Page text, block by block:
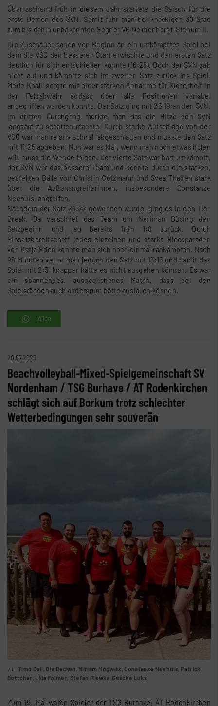
Überraschend früh in diesem Jahr startete die Saison für die
erste Damen des SVN. Somit fuhr man bei knackigen 30 Grad
zum bis dahin unbekannten Gegner VG Delmenhorst-Stenum II.
Die Zuschauer sahen von Beginn an ein umkämpftes Spiel bei
dem die VSG den besseren Start erwischte und den ersten Satz
deutlich für sich entschieden konnte (16:25). Doch der SVN gab
nicht auf und kämpfte sich im zweiten Satz zurück ins Spiel.
Merle Khalil sorgte mit einer starken Annahme für Sicherheit in
der Feldabwehr sodass über alle Positionen variabel
angegriffen werden konnte. Der Satz ging mit 25:19 an den SVN.
Im dritten Durchgang merkte man das die Hitze den SVN
langsam zu schaffen machte. Durch starke Aufschläge von der
VSG war man relativ schnell abgeschlagen und musste den Satz
mit 11:25 abgeben. Nun war es klar, wenn man noch etwas holen
will, muss die Wende folgen. Der vierte Satz war hart umkämpft,
der SVN war das bessere Team und konnte durch die starken,
gestellten Bälle von Christin Gotzmann und Svea Thaden stark
über die Außenangreiferinnen, insbesondere Constanze
Neehuis, angreifen.
Nachdem der Satz 25:22 gewonnen wurde, ging es in den Tie-
Break. Da verschlief das Team um Neriman Büsing den
Satzbeginn und lag bereits früh 1:8 zurück. Durch
Einsatzbereitschaft jedes einzelnen und starke Blockparaden
von Katja Eden konnte man sich noch einmal rankämpfen. Nach
98 Minuten verlor man jedoch den Satz mit 13:15 und damit das
Spiel mit 2:3, knapper hätte es nicht ausgehen können. Es war
ein spannendes, ausgeglichenes Match, dass bei den
Spielständen auch andersrum hätte ausfallen können.
teilen
20.07.2023
Beachvolleyball-Mixed-Spielgemeinschaft SV
Nordenham / TSG Burhave / AT Rodenkirchen
schlägt sich auf Borkum trotz schlechter
Wetterbedingungen sehr souverän
v.l.: Timo Geil, Ole Decken, Miriam Mogwitz, Constanze Neehuis, Patrick
Böttcher, Lilia Folmer, Stefan Plewka, Gesche Luks
Zum 19.-Mal waren Spieler der TSG Burhave, AT Rodenkirchen